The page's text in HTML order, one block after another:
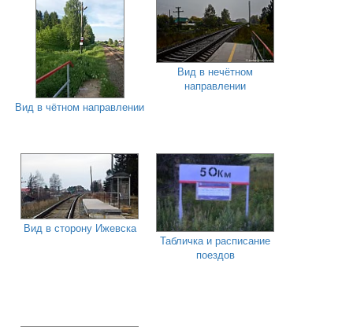
Вид в чётном направлении
Вид в нечётном
направлении
Вид в сторону Ижевска
Табличка и расписание
поездов